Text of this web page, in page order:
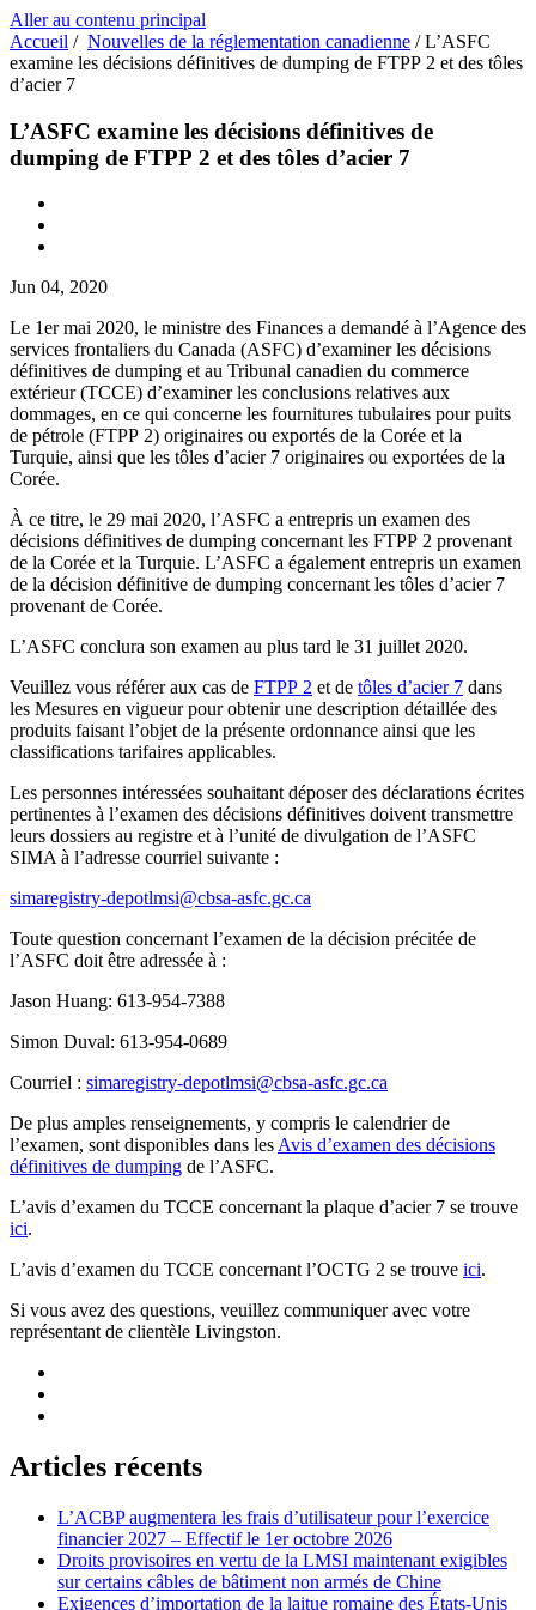
Aller au contenu principal
Accueil / Nouvelles de la réglementation canadienne /L’ASFC
examine les décisions définitives de dumping de FTPP 2 et des tôles
d’acier 7
L’ASFC examine les décisions définitives de
dumping de FTPP 2 et des tôles d’acier 7
Jun 04, 2020
Le 1er mai 2020, le ministre des Finances a demandé à l’Agence des
services frontaliers du Canada (ASFC) d’examiner les décisions
définitives de dumping et au Tribunal canadien du commerce
extérieur (TCCE) d’examiner les conclusions relatives aux
dommages, en ce qui concerne les fournitures tubulaires pour puits
de pétrole (FTPP 2) originaires ou exportés de la Corée et la
Turquie, ainsi que les tôles d’acier 7 originaires ou exportées de la
Corée.
À ce titre, le 29 mai 2020, l’ASFC a entrepris un examen des
décisions définitives de dumping concernant les FTPP 2 provenant
de la Corée et la Turquie. L’ASFC a également entrepris un examen
de la décision définitive de dumping concernant les tôles d’acier 7
provenant de Corée.
L’ASFC conclura son examen au plus tard le 31 juillet 2020.
Veuillez vous référer aux cas de FTPP 2 et de tôles d’acier 7 dans
les Mesures en vigueur pour obtenir une description détaillée des
produits faisant l’objet de la présente ordonnance ainsi que les
classifications tarifaires applicables.
Les personnes intéressées souhaitant déposer des déclarations écrites
pertinentes à l’examen des décisions définitives doivent transmettre
leurs dossiers au registre et à l’unité de divulgation de l’ASFC
SIMA à l’adresse courriel suivante :
simaregistry-depotlmsi@cbsa-asfc.gc.ca
Toute question concernant l’examen de la décision précitée de
l’ASFC doit être adressée à :
Jason Huang: 613‑954‑7388
Simon Duval: 613‑954‑0689
Courriel : simaregistry-depotlmsi@cbsa-asfc.gc.ca
De plus amples renseignements, y compris le calendrier de
l’examen, sont disponibles dans lesAvis d’examen des décisions
définitives de dumping de l’ASFC.
L’avis d’examen du TCCE concernant la plaque d’acier 7 se trouve
ici.
L’avis d’examen du TCCE concernant l’OCTG 2 se trouve ici.
Si vous avez des questions, veuillez communiquer avec votre
représentant de clientèle Livingston.
Articles récents
L’ACBP augmentera les frais d’utilisateur pour l’exercice
financier 2027 – Effectif le 1er octobre 2026
Droits provisoires en vertu de la LMSI maintenant exigibles
sur certains câbles de bâtiment non armés de Chine
Exigences d’importation de la laitue romaine des États-Unis